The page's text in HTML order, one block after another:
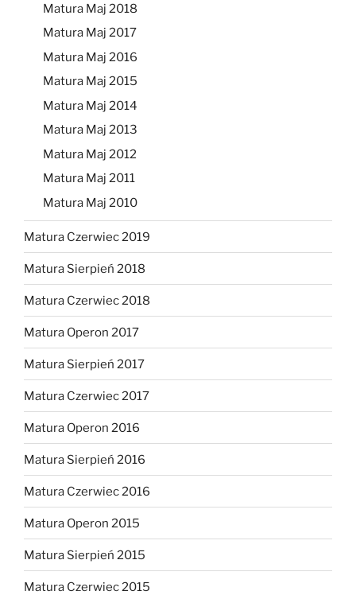
Matura Maj 2018
Matura Maj 2017
Matura Maj 2016
Matura Maj 2015
Matura Maj 2014
Matura Maj 2013
Matura Maj 2012
Matura Maj 2011
Matura Maj 2010
Matura Czerwiec 2019
Matura Sierpień 2018
Matura Czerwiec 2018
Matura Operon 2017
Matura Sierpień 2017
Matura Czerwiec 2017
Matura Operon 2016
Matura Sierpień 2016
Matura Czerwiec 2016
Matura Operon 2015
Matura Sierpień 2015
Matura Czerwiec 2015